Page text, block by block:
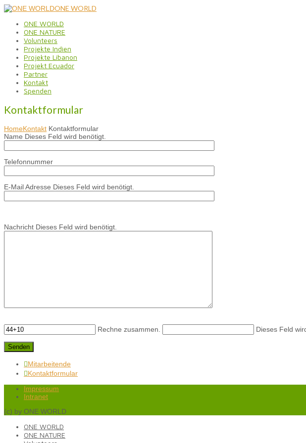
ONE WORLD
ONE WORLD
ONE NATURE
Volunteers
Projekte Indien
Projekte Libanon
Projekt Ecuador
Partner
Kontakt
Spenden
Kontaktformular
HomeKontakt Kontaktformular
Name Dieses Feld wird benötigt.
Telefonnummer
E-Mail Adresse Dieses Feld wird benötigt.
Nachricht Dieses Feld wird benötigt.
Rechne zusammen. Dieses Feld
Mitarbeitende
Kontaktformular
Impressum
Intranet
(c) by ONE WORLD
ONE WORLD
ONE NATURE